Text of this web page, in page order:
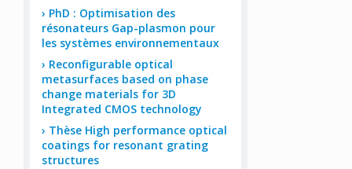
PhD : Optimisation des
résonateurs Gap-plasmon pour
les systèmes environnementaux
Reconfigurable optical
metasurfaces based on phase
change materials for 3D
Integrated CMOS technology
Thèse High performance optical
coatings for resonant grating
structures